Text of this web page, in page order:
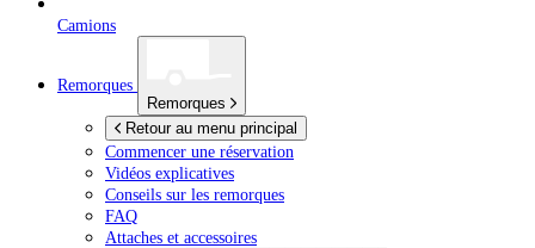
Camions
Remorques
Remorques
Retour au menu principal
Commencer une réservation
Vidéos explicatives
Conseils sur les remorques
FAQ
Attaches et accessoires